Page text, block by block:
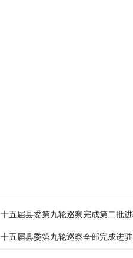
十五届县委第九轮巡察完成第二批
十五届县委第九轮巡察全部完成进驻